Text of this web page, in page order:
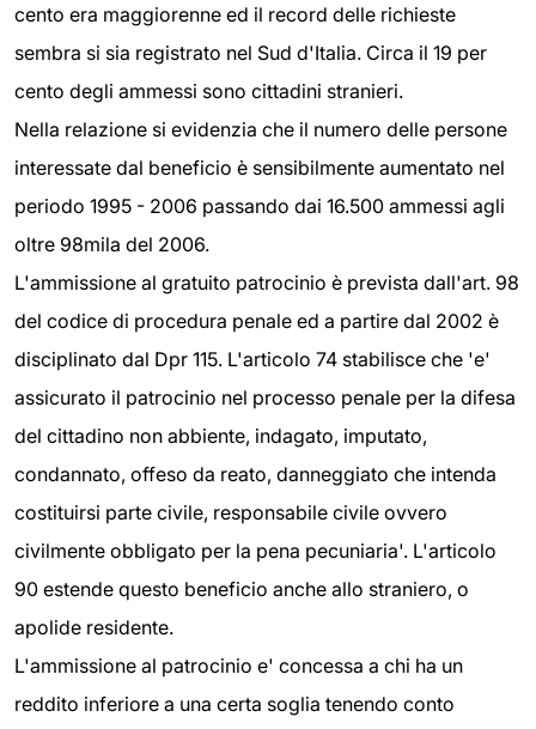
cento era maggiorenne ed il record delle richieste
sembra si sia registrato nel Sud d'Italia. Circa il 19 per
cento degli ammessi sono cittadini stranieri.
Nella relazione si evidenzia che il numero delle persone
interessate dal beneficio è sensibilmente aumentato nel
periodo 1995 - 2006 passando dai 16.500 ammessi agli
oltre 98mila del 2006.
L'ammissione al gratuito patrocinio è prevista dall'art. 98
del codice di procedura penale ed a partire dal 2002 è
disciplinato dal Dpr 115. L'articolo 74 stabilisce che 'e'
assicurato il patrocinio nel processo penale per la difesa
del cittadino non abbiente, indagato, imputato,
condannato, offeso da reato, danneggiato che intenda
costituirsi parte civile, responsabile civile ovvero
civilmente obbligato per la pena pecuniaria'. L'articolo
90 estende questo beneficio anche allo straniero, o
apolide residente.
L'ammissione al patrocinio e' concessa a chi ha un
reddito inferiore a una certa soglia tenendo conto